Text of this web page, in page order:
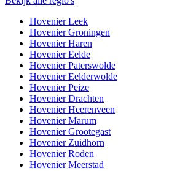
Hovenier Leek
Hovenier Groningen
Hovenier Haren
Hovenier Eelde
Hovenier Paterswolde
Hovenier Eelderwolde
Hovenier Peize
Hovenier Drachten
Hovenier Heerenveen
Hovenier Marum
Hovenier Grootegast
Hovenier Zuidhorn
Hovenier Roden
Hovenier Meerstad